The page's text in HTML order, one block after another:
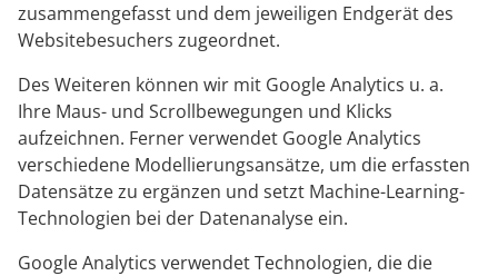
zusammengefasst und dem jeweiligen Endgerät des
Websitebesuchers zugeordnet.
Des Weiteren können wir mit Google Analytics u. a.
Ihre Maus- und Scrollbewegungen und Klicks
aufzeichnen. Ferner verwendet Google Analytics
verschiedene Modellierungsansätze, um die erfassten
Datensätze zu ergänzen und setzt Machine-Learning-
Technologien bei der Datenanalyse ein.
Google Analytics verwendet Technologien, die die